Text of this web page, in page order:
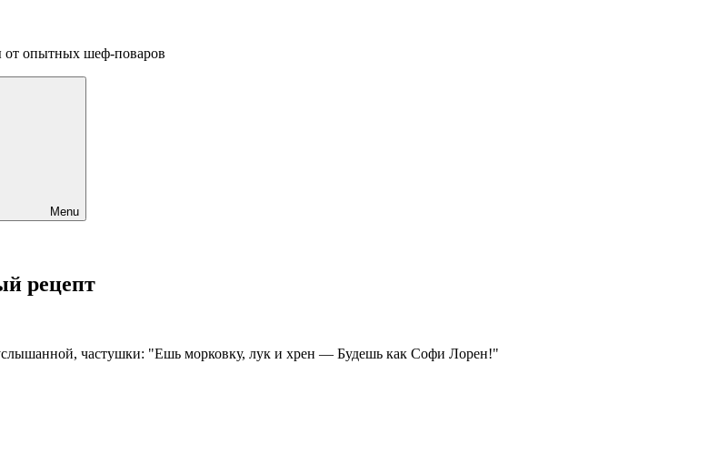
от опытных шеф-поваров
Menu
рецепт
частушки: "Ешь морковку, лук и хрен — Будешь как Софи Лорен!"